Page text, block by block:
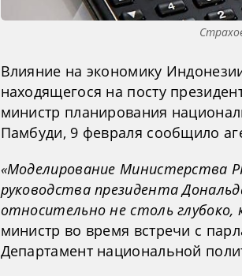
Влияние на экономику
находящегося на посту
министр планирования
Памбуди, 9 февраля сообщило
«Моделирование Министерства
руководства президента
относительно не столь глубоко,
министр во время встречи с
Департамент национальной